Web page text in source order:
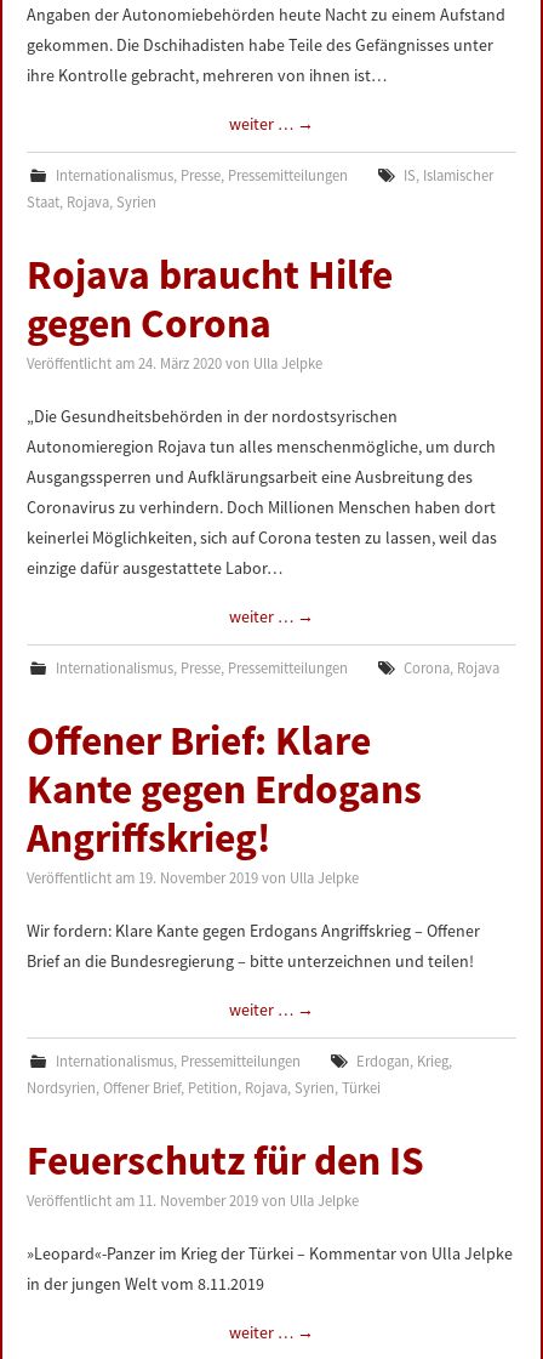
Angaben der Autonomiebehörden heute Nacht zu einem Aufstand
gekommen. Die Dschihadisten habe Teile des Gefängnisses unter
ihre Kontrolle gebracht, mehreren von ihnen ist…
weiter … →
Internationalismus, Presse, Pressemitteilungen IS, Islamischer
Staat, Rojava, Syrien
Rojava braucht Hilfe
gegen Corona
Veröffentlicht am24. März 2020 von Ulla Jelpke
„Die Gesundheitsbehörden in der nordostsyrischen
Autonomieregion Rojava tun alles menschenmögliche, um durch
Ausgangssperren und Aufklärungsarbeit eine Ausbreitung des
Coronavirus zu verhindern. Doch Millionen Menschen haben dort
keinerlei Möglichkeiten, sich auf Corona testen zu lassen, weil das
einzige dafür ausgestattete Labor…
weiter … →
Internationalismus, Presse, Pressemitteilungen Corona, Rojava
Offener Brief: Klare
Kante gegen Erdogans
Angriffskrieg!
Veröffentlicht am 19. November 2019 von Ulla Jelpke
Wir fordern: Klare Kante gegen Erdogans Angriffskrieg – Offener
Brief an die Bundesregierung – bitte unterzeichnen und teilen!
weiter … →
Internationalismus, Pressemitteilungen Erdogan, Krieg,
Nordsyrien,Offener Brief, Petition, Rojava, Syrien,Türkei
Feuerschutz für den IS
Veröffentlicht am 11. November 2019 von Ulla Jelpke
»Leopard«-Panzer im Krieg der Türkei – Kommentar von Ulla Jelpke
in der jungen Welt vom 8.11.2019
weiter … →